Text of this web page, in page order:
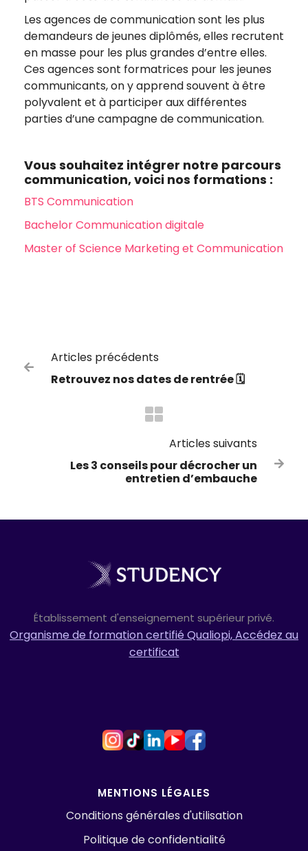
Les agences de communication sont les plus
demandeurs de jeunes diplômés, elles recrutent
en masse pour les plus grandes d’entre elles.
Ces agences sont formatrices pour les jeunes
communicants, on y apprend souvent à être
polyvalent et à participer aux différentes
parties d’une campagne de communication.
Vous souhaitez intégrer notre parcours
communication, voici nos formations :
BTS Communication
Bachelor Communication digitale
Master of Science Marketing et Communication

Articles précédents
Retrouvez nos dates de rentrée 🗓️
Articles suivants
Les 3 conseils pour décrocher un
entretien d’embauche

Établissement d'enseignement supérieur privé.
Organisme de formation certifié Qualiopi, Accédez au
certificat
MENTIONS LÉGALES
Conditions générales d'utilisation
Politique de confidentialité